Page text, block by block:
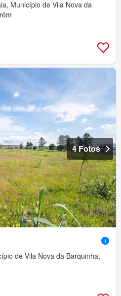
Município de Vila Nova da
4 Fotos
de Vila Nova da Barquinha,